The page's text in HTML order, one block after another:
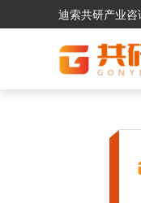
迪索共研产业咨